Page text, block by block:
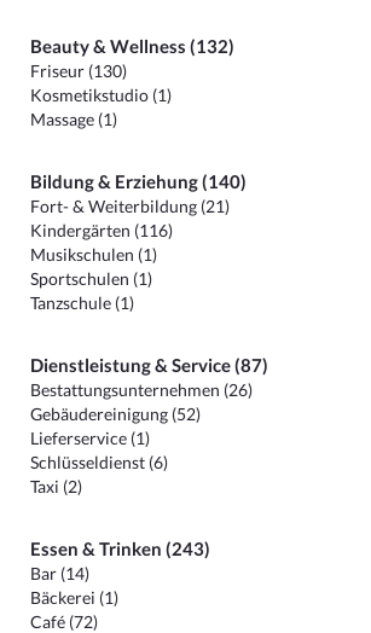
Beauty & Wellness (132)
Friseur (130)
Kosmetikstudio (1)
Massage (1)
Bildung & Erziehung (140)
Fort- & Weiterbildung (21)
Kindergärten (116)
Musikschulen (1)
Sportschulen (1)
Tanzschule (1)
Dienstleistung & Service (87)
Bestattungsunternehmen (26)
Gebäudereinigung (52)
Lieferservice (1)
Schlüsseldienst (6)
Taxi (2)
Essen & Trinken (243)
Bar (14)
Bäckerei (1)
Café (72)